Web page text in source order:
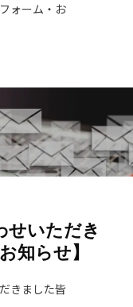
ォーム・お
せいただき
知らせ】
きました皆